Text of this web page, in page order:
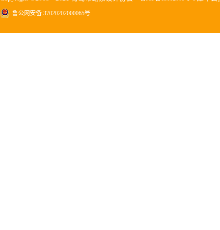
鲁公网安备 37020202000065号